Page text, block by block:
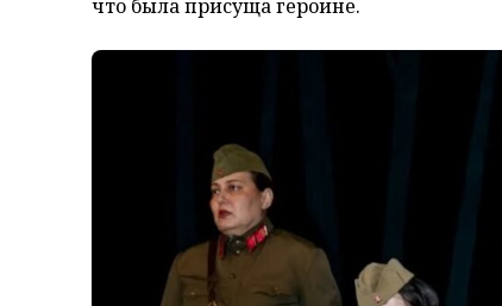
что была присуща героине.